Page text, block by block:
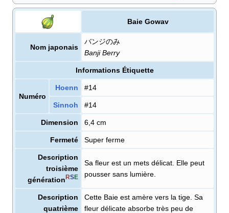
Baie Gowav
Nom japonais
バンジのみ
Banji Berry
Informations Étiquette
Numéro
Hoenn #14
Sinnoh #14
Dimension 6,4 cm
Fermeté Super ferme
Description
troisième
génération RSE
Sa fleur est un mets délicat. Elle peut
pousser sans lumière.
Description
quatrième
Cette Baie est amère vers la tige. Sa
fleur délicate absorbe très peu de